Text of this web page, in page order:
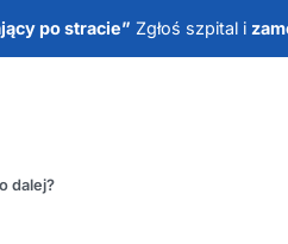
po stracie” Zgłoś szpital i
dalej?